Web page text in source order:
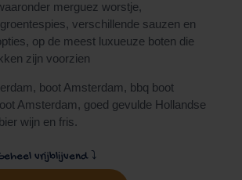
merguez worstje,
verschillende sauzen en
op de meest luxueuze boten die
zijn voorzien
boot Amsterdam, bbq boot
Amsterdam, goed gevulde Hollandse
wijn en fris.
vrijblijvend ⤵